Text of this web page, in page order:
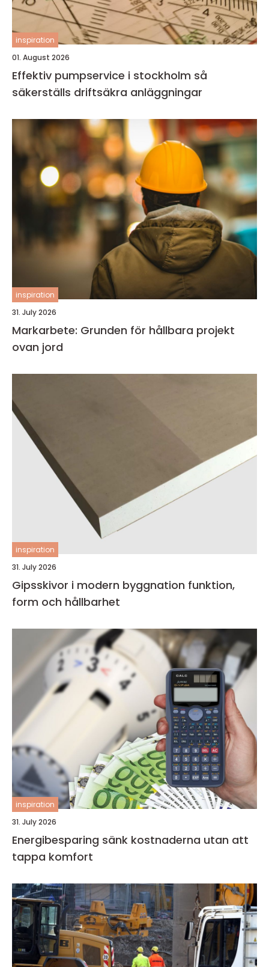
inspiration
01. August 2026
Effektiv pumpservice i stockholm så
säkerställs driftsäkra anläggningar
inspiration
31. July 2026
Markarbete: Grunden för hållbara projekt
ovan jord
inspiration
31. July 2026
Gipsskivor i modern byggnation funktion,
form och hållbarhet
inspiration
31. July 2026
Energibesparing sänk kostnaderna utan att
tappa komfort